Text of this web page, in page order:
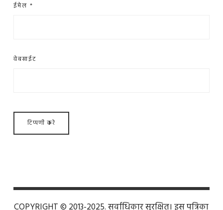
ईमेल *
वेबसाईट
COPYRIGHT © 2013-2025. सर्वाधिकार सुरक्षित। इस पत्रिका